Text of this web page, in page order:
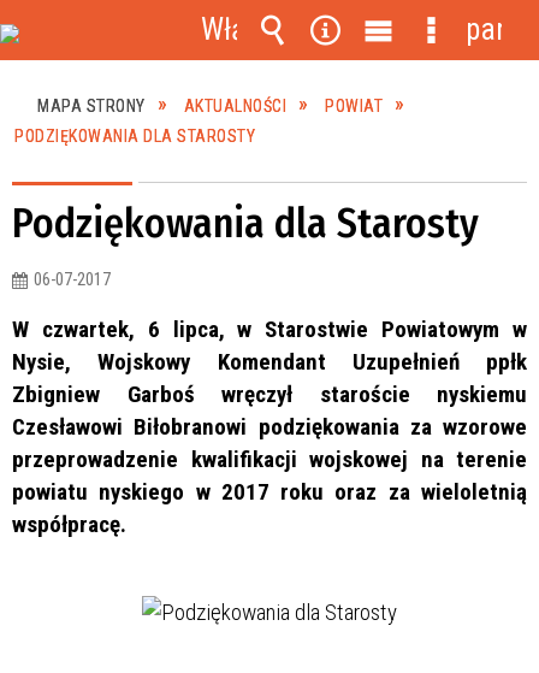
MAPA STRONY AKTUALNOŚCI
POWIAT
PODZIĘKOWANIA DLA STAROSTY
Podziękowania dla Starosty
06-07-2017
W czwartek, 6 lipca, w Starostwie Powiatowym w
Nysie, Wojskowy Komendant Uzupełnień ppłk
Zbigniew Garboś wręczył staroście nyskiemu
Czesławowi Biłobranowi podziękowania za wzorowe
przeprowadzenie kwalifikacji wojskowej na terenie
powiatu nyskiego w 2017 roku oraz za wieloletnią
współpracę.
Włącz
powiadomienia
Wyszukiwarka
Narzędzia
Menu
główne
Menu
panel